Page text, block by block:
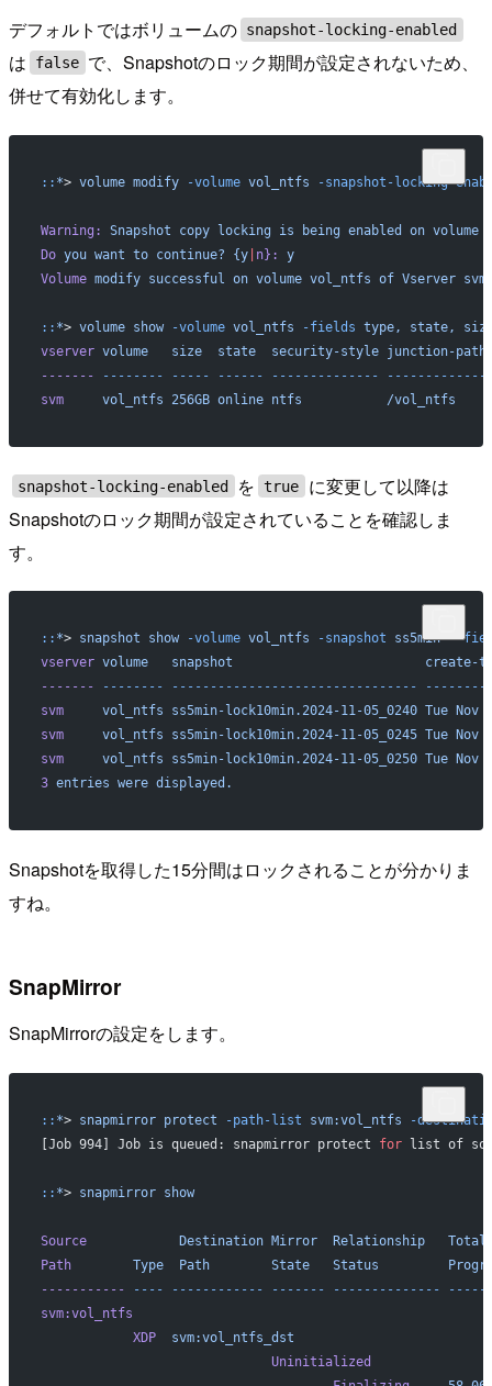
デフォルトではボリュームの snapshot-locking-enabled
は false で、Snapshotのロック期間が設定されないため、
併せて有効化します。
:: *> volume modify -volume vol_ntfs -snapshot-locking-
Warning: Snapshot copy locking is being enabled on volume
Do you want to continue? {y| n}:
y
Volume modify successful on volume vol_ntfs of Vserver
:: *> volume show -volume vol_ntfs -fields type, state,
vserver volume
   size
  state
  security-style
junction-path
------- -------- ----- ------ -------------- -------------
svm
     vol_ntfs
256GB online ntfs
           /vol_ntfs
snapshot-locking-enabled を true
に変更して以降は
Snapshotのロック期間が設定されていることを確認しま
す。
:: *> snapshot show -volume vol_ntfs -snapshot ss5min* -
vserver volume
   snapshot
create-
------- -------- --------------------------------
svm
     vol_ntfs
ss5min-lock10min.2024-11-05_0240 Tue Nov
svm
     vol_ntfs
ss5min-lock10min.2024-11-05_0245 Tue Nov
svm
     vol_ntfs
ss5min-lock10min.2024-11-05_0250 Tue Nov
3 entries were displayed.
Snapshotを取得した15分間はロックされることが分かりま
すね。
SnapMirror
SnapMirrorの設定をします。
:: *> snapmirror protect -path-list svm:vol_ntfs -
[Job 994] Job is queued: snapmirror protect for list of
:: *> snapmirror show
Source
            Destination
Mirror
  Relationship
   Total
Path
        Type
  Path
        State
   Status
----------- ---- ------------ ------- --------------
svm:vol_ntfs
            XDP
  svm:vol_ntfs_dst
                              Uninitialized